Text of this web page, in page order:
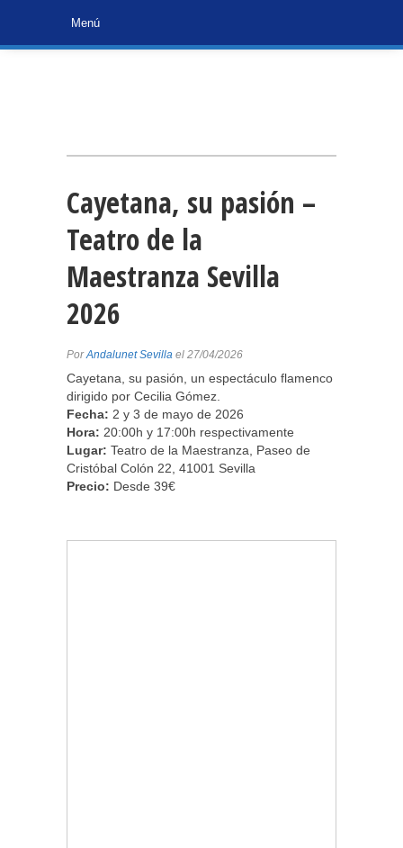
Cayetana, su pasión –
Teatro de la
Maestranza Sevilla
2026
PorAndalunet Sevilla el 27/04/2026
Cayetana, su pasión, un espectáculo flamenco
dirigido por Cecilia Gómez.
Fecha: 2 y 3 de mayo de 2026
Hora: 20:00h y 17:00h respectivamente
Lugar: Teatro de la Maestranza, Paseo de
Cristóbal Colón 22, 41001 Sevilla
Precio: Desde 39€